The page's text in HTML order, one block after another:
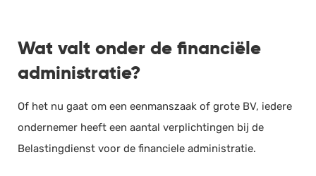
Wat valt onder de financiële
administratie?
Of het nu gaat om een eenmanszaak of grote BV, iedere
ondernemer heeft een aantal verplichtingen bij de
Belastingdienst voor de financiele administratie.